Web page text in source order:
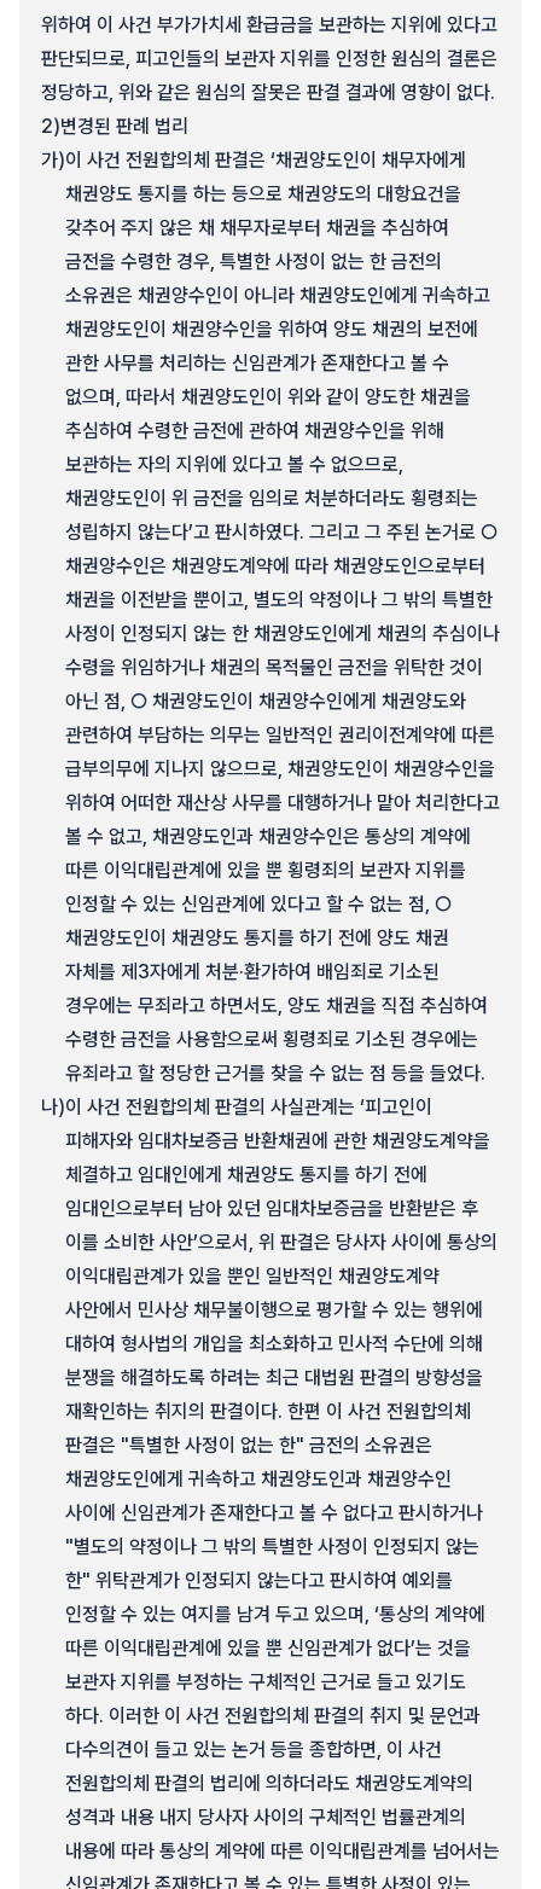
위하여 이 사건 부가가치세 환급금을 보관하는 지위에 있다고
판단되므로, 피고인들의 보관자 지위를 인정한 원심의 결론은
정당하고, 위와 같은 원심의 잘못은 판결 결과에 영향이 없다.
2)변경된 판례 법리
가)이 사건 전원합의체 판결은 ‘채권양도인이 채무자에게
채권양도 통지를 하는 등으로 채권양도의 대항요건을
갖추어 주지 않은 채 채무자로부터 채권을 추심하여
금전을 수령한 경우, 특별한 사정이 없는 한 금전의
소유권은 채권양수인이 아니라 채권양도인에게 귀속하고
채권양도인이 채권양수인을 위하여 양도 채권의 보전에
관한 사무를 처리하는 신임관계가 존재한다고 볼 수
없으며, 따라서 채권양도인이 위와 같이 양도한 채권을
추심하여 수령한 금전에 관하여 채권양수인을 위해
보관하는 자의 지위에 있다고 볼 수 없으므로,
채권양도인이 위 금전을 임의로 처분하더라도 횡령죄는
성립하지 않는다’고 판시하였다. 그리고 그 주된 논거로 ○
채권양수인은 채권양도계약에 따라 채권양도인으로부터
채권을 이전받을 뿐이고, 별도의 약정이나 그 밖의 특별한
사정이 인정되지 않는 한 채권양도인에게 채권의 추심이나
수령을 위임하거나 채권의 목적물인 금전을 위탁한 것이
아닌 점, ○ 채권양도인이 채권양수인에게 채권양도와
관련하여 부담하는 의무는 일반적인 권리이전계약에 따른
급부의무에 지나지 않으므로, 채권양도인이 채권양수인을
위하여 어떠한 재산상 사무를 대행하거나 맡아 처리한다고
볼 수 없고, 채권양도인과 채권양수인은 통상의 계약에
따른 이익대립관계에 있을 뿐 횡령죄의 보관자 지위를
인정할 수 있는 신임관계에 있다고 할 수 없는 점, ○
채권양도인이 채권양도 통지를 하기 전에 양도 채권
자체를 제3자에게 처분·환가하여 배임죄로 기소된
경우에는 무죄라고 하면서도, 양도 채권을 직접 추심하여
수령한 금전을 사용함으로써 횡령죄로 기소된 경우에는
유죄라고 할 정당한 근거를 찾을 수 없는 점 등을 들었다.
나)이 사건 전원합의체 판결의 사실관계는 ‘피고인이
피해자와 임대차보증금 반환채권에 관한 채권양도계약을
체결하고 임대인에게 채권양도 통지를 하기 전에
임대인으로부터 남아 있던 임대차보증금을 반환받은 후
이를 소비한 사안’으로서, 위 판결은 당사자 사이에 통상의
이익대립관계가 있을 뿐인 일반적인 채권양도계약
사안에서 민사상 채무불이행으로 평가할 수 있는 행위에
대하여 형사법의 개입을 최소화하고 민사적 수단에 의해
분쟁을 해결하도록 하려는 최근 대법원 판결의 방향성을
재확인하는 취지의 판결이다. 한편 이 사건 전원합의체
판결은 "특별한 사정이 없는 한" 금전의 소유권은
채권양도인에게 귀속하고 채권양도인과 채권양수인
사이에 신임관계가 존재한다고 볼 수 없다고 판시하거나
"별도의 약정이나 그 밖의 특별한 사정이 인정되지 않는
한" 위탁관계가 인정되지 않는다고 판시하여 예외를
인정할 수 있는 여지를 남겨 두고 있으며, ‘통상의 계약에
따른 이익대립관계에 있을 뿐 신임관계가 없다’는 것을
보관자 지위를 부정하는 구체적인 근거로 들고 있기도
하다. 이러한 이 사건 전원합의체 판결의 취지 및 문언과
다수의견이 들고 있는 논거 등을 종합하면, 이 사건
전원합의체 판결의 법리에 의하더라도 채권양도계약의
성격과 내용 내지 당사자 사이의 구체적인 법률관계의
내용에 따라 통상의 계약에 따른 이익대립관계를 넘어서는